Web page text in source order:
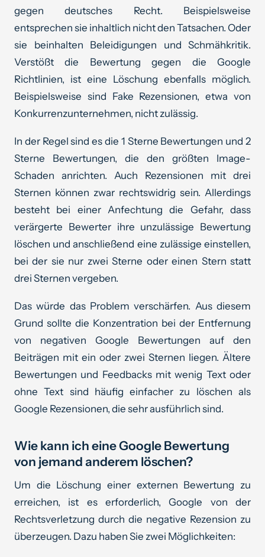
gegen deutsches Recht. Beispielsweise
entsprechen sie inhaltlich nicht den Tatsachen. Oder
sie beinhalten Beleidigungen und Schmähkritik.
Verstößt die Bewertung gegen die Google
Richtlinien, ist eine Löschung ebenfalls möglich.
Beispielsweise sind Fake Rezensionen, etwa von
Konkurrenzunternehmen, nicht zulässig.
In der Regel sind es die 1 Sterne Bewertungen und 2
Sterne Bewertungen, die den größten Image-
Schaden anrichten. Auch Rezensionen mit drei
Sternen können zwar rechtswidrig sein. Allerdings
besteht bei einer Anfechtung die Gefahr, dass
verärgerte Bewerter ihre unzulässige Bewertung
löschen und anschließend eine zulässige einstellen,
bei der sie nur zwei Sterne oder einen Stern statt
drei Sternen vergeben.
Das würde das Problem verschärfen. Aus diesem
Grund sollte die Konzentration bei der Entfernung
von negativen Google Bewertungen auf den
Beiträgen mit ein oder zwei Sternen liegen. Ältere
Bewertungen und Feedbacks mit wenig Text oder
ohne Text sind häufig einfacher zu löschen als
Google Rezensionen, die sehr ausführlich sind.
Wie kann ich eine Google Bewertung
von jemand anderem löschen?
Um die Löschung einer externen Bewertung zu
erreichen, ist es erforderlich, Google von der
Rechtsverletzung durch die negative Rezension zu
überzeugen. Dazu haben Sie zwei Möglichkeiten: